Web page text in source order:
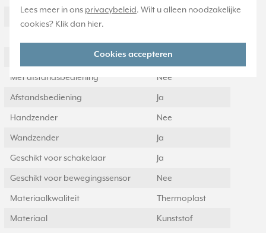
Lees meer in ons privacybeleid. Wilt u alleen noodzakelijke
cookies? Klik dan hier.
Cookies accepteren300 Meter (m)
Met afstandsbediening Nee
Afstandsbediening Ja
Handzender Nee
Wandzender Ja
Geschikt voor schakelaar Ja
Geschikt voor bewegingssensor Nee
Materiaalkwaliteit Thermoplast
Materiaal Kunststof